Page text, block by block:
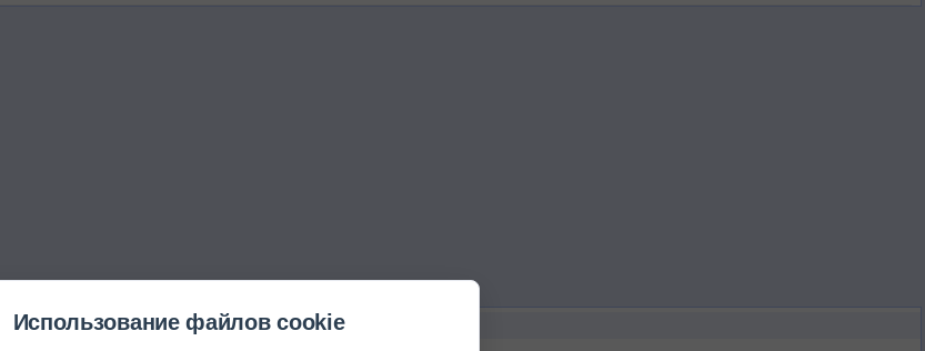
Использование файлов cookie